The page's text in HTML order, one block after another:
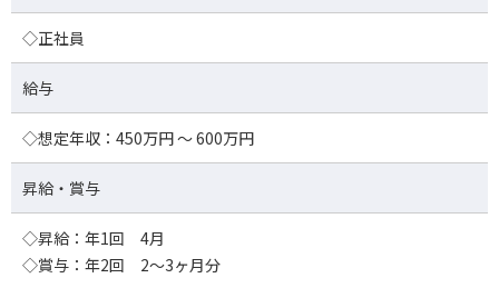
◇正社員
給与
◇想定年収：450万円 ～ 600万円
昇給・賞与
◇昇給：年1回 4月
◇賞与：年2回 2～3ヶ月分